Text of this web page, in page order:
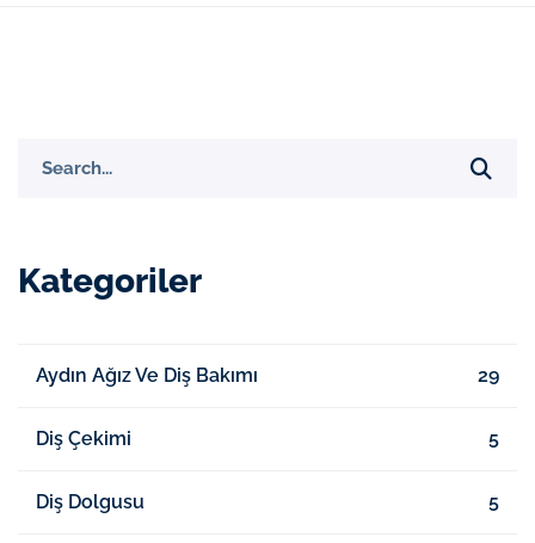
Kategoriler
Aydın Ağız Ve Diş Bakımı 29
Diş Çekimi 5
Diş Dolgusu 5